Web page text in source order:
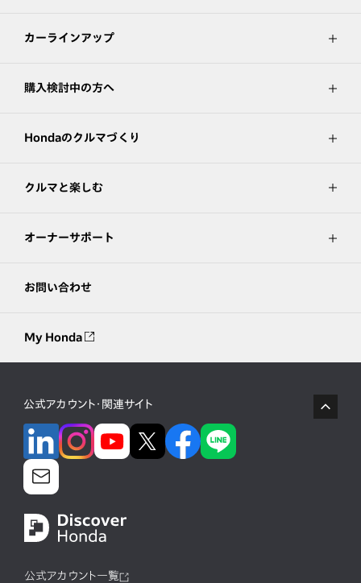
カーラインアップ
購入検討中の方へ
Hondaのクルマづくり
クルマと楽しむ
オーナーサポート
お問い合わせ
My Honda
公式アカウント・関連サイト
公式アカウント一覧